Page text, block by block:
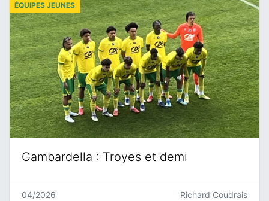
Gambardella : Troyes et demi
ÉQUIPES JEUNES
04/2026 Richard Coudrais